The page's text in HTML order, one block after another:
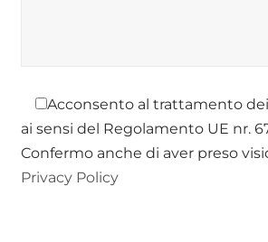
Acconsento al trattamento
ai sensi del Regolamento UE nr.
Confermo anche di aver preso
Privacy Policy